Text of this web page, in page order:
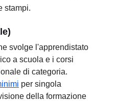
stampi.
svolge l'apprendistato
a scuola e i corsi
di categoria.
per singola
della formazione